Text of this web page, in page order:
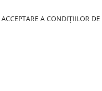
A CONDIȚIILOR DE